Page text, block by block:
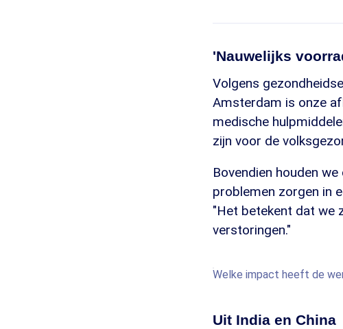
'Nauwelijks
Volgens
Amsterdam is onze
medische
zijn voor de
Bovendien houden
problemen zorgen in
"Het betekent dat we
verstoringen."
Welke impact heeft de
Uit India en China